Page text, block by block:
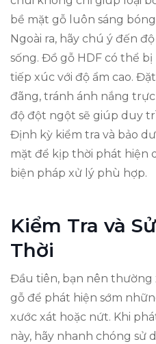
bề mặt gỗ luôn sáng
Ngoài ra, hãy chú ý đến
sống. Đồ gỗ HDF có thể
tiếp xúc với độ ẩm cao.
đãng, tránh ánh nắng
độ đột ngột sẽ giúp duy
Định kỳ kiểm tra và bảo
mặt để kịp thời phát hiện
biện pháp xử lý phù hợp.
Kiểm Tra và
Thời
Đầu tiên, bạn nên thường
gỗ để phát hiện sớm
xước xát hoặc nứt. Khi
này, hãy nhanh chóng sử